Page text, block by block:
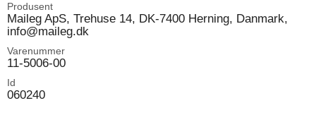
Produsent
Maileg ApS, Trehuse 14, DK-7400 Herning, Danmark,
info@maileg.dk
Varenummer
11-5006-00
Id
060240